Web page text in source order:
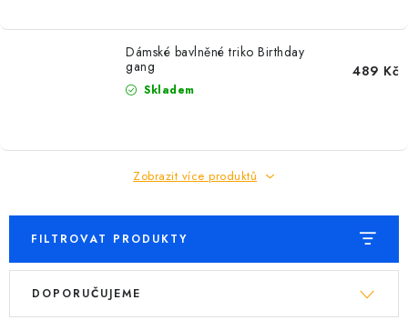
Dámské bavlněné triko Birthday
gang
Skladem
489 Kč
Zobrazit více produktů
FILTROVAT PRODUKTY
V
Ř
DOPORUČUJEME